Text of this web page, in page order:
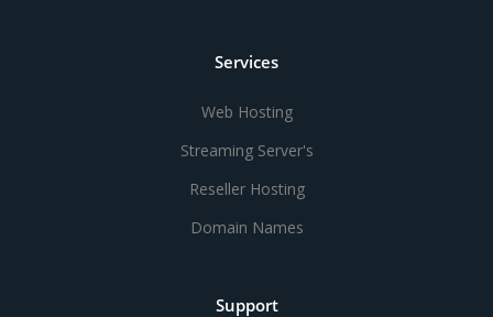
Services
Web Hosting
Streaming Server's
Reseller Hosting
Domain Names
Support